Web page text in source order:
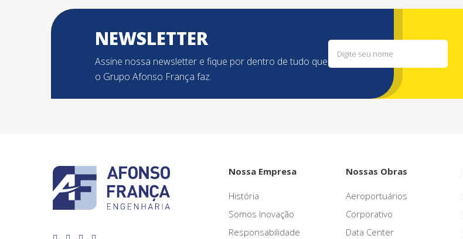
NEWSLETTER
Assine nossa newsletter e fique por dentro de tudo que
o Grupo Afonso França faz.
Nossa Empresa
História
Somos Inovação
Responsabilidade
Nossas Obras
Aeroportuários
Corporativo
Data Center